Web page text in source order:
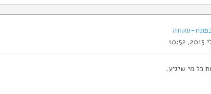
כל מי שיגיע.